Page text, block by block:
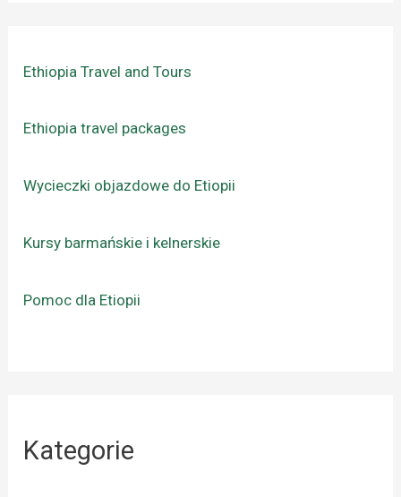
Ethiopia Travel and Tours
Ethiopia travel packages
Wycieczki objazdowe do Etiopii
Kursy barmańskie i kelnerskie
Pomoc dla Etiopii
Kategorie